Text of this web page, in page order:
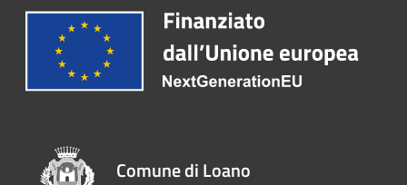
Comune di Loano